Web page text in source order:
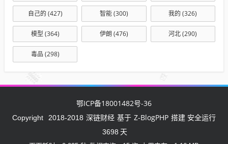
自己的 (427) 智能(300) 我的 (326)
模型 (364) 伊朗 (476) 河北(290)
毒品 (298)
鄂ICP备18001482号-36
Copyright 2018-2018 深链财经 基于 Z-BlogPHP 搭建 安全运行
3698 天